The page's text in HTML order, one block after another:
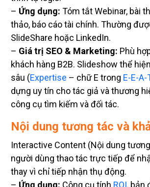
– Ứng dụng: Tóm tắt Webinar, bài
thảo, báo cáo tài chính. Thường
SlideShare hoặc LinkedIn.
– Giá trị SEO & Marketing: Phù
khách hàng B2B. Slideshow thể
sâu (Expertise – chữ E trong E-E-A-
dựng uy tín cho tác giả và thương
công cụ tìm kiếm và đối tác.
Nội dung tương tác và
Interactive Content (Nội dung
người dùng thao tác trực tiếp để
thay vì chỉ tiếp nhận thụ động.
– Ứng dụng: Công cụ tính ROI, bản